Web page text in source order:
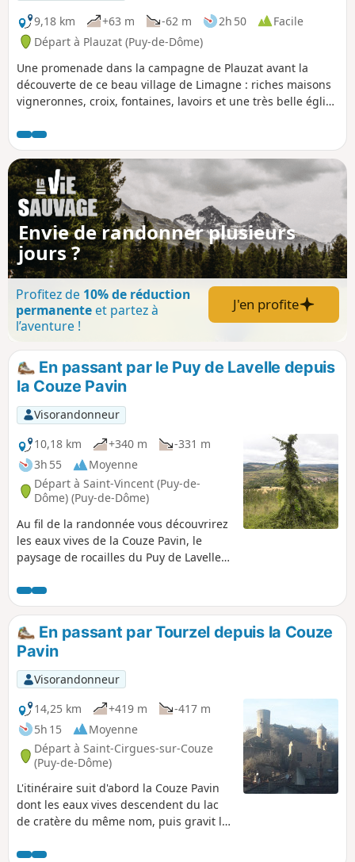
9,18 km
+63 m -62 m 2h 50
Facile
Départ à Plauzat (Puy-de-Dôme)
Une promenade dans la campagne de Plauzat avant la
découverte de ce beau village de Limagne : riches maisons
vigneronnes, croix, fontaines, lavoirs et une très belle église
Envie de randonner plusieurs
jours ?
Profitez de 10% de réduction
permanenteet partez à
l’aventure !
J'en profite
En passant par le Puy de Lavelle depuis
la Couze Pavin
Visorandonneur
10,18 km
+340 m
-331 m
3h 55
Moyenne
Départ à Saint-Vincent (Puy-de-
Dôme) (Puy-de-Dôme)
Au fil de la randonnée vous découvrirez
les eaux vives de la Couze Pavin, le
paysage de rocailles du Puy de Lavelle
magnifiques points de vue sur la vallée
de la Couze sans oublier le village de
Saint-Floret doté d'un riche patrimoine.
En passant par Tourzel depuis la Couze
Pavin
Visorandonneur
14,25 km
+419 m
-417 m
5h 15
Moyenne
Départ à Saint-Cirgues-sur-Couze
(Puy-de-Dôme)
L'itinéraire suit d'abord la Couze Pavin
dont les eaux vives descendent du lac
de cratère du même nom, puis gravit le
belle vue sur le magnifique village de